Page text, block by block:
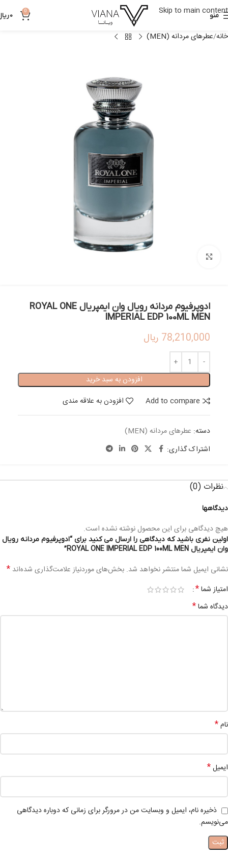
Skip to main content
منو 0
0
خانه عطرهای مردانه (MEN)
ادوپرفیوم مردانه رویال وان ایمپریال ROYAL ONE
IMPERIAL EDP 100ML MEN
78,210,000 ریال
افزودن به سبد خرید
Add to compare
افزودن به علاقه مندی
دسته: عطرهای مردانه (MEN)
اشتراک گذاری:
نظرات (0)
دیدگاهها
هیچ دیدگاهی برای این محصول نوشته نشده است.
اولین نفری باشید که دیدگاهی را ارسال می کنید برای “ادوپرفیوم مردانه رویال
وان ایمپریال ROYAL ONE IMPERIAL EDP 100ML MEN”
نشانی ایمیل شما منتشر نخواهد شد. بخش‌های موردنیاز علامت‌گذاری شده‌اند *
امتیاز شما*
دیدگاه شما*
نام*
ایمیل*
ذخیره نام، ایمیل و وبسایت من در مرورگر برای زمانی که دوباره دیدگاهی
می‌نویسم.